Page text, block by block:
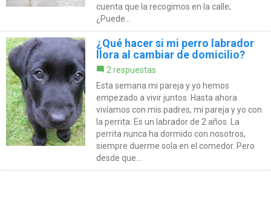
cuenta que la recogimos en la calle;
¿Puede...
¿Qué hacer si mi perro labrador
llora al cambiar de domicilio?
2 respuestas
Esta semana mi pareja y yo hemos
empezado a vivir juntos. Hasta ahora
vivíamos con mis padres, mi pareja y yo con
la perrita. Es un labrador de 2 años. La
perrita nunca ha dormido con nosotros,
siempre duerme sola en el comedor. Pero
desde que...